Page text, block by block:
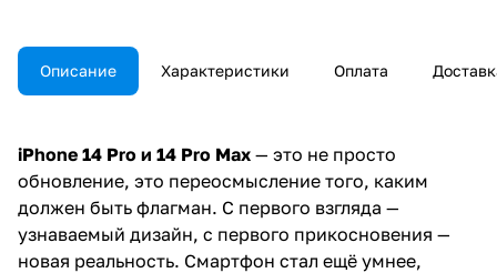
Описание Характеристики Оплата
iPhone 14 Pro и 14 Pro Max — это не просто
обновление, это переосмысление того, каким
должен быть флагман. С первого взгляда —
узнаваемый дизайн, с первого прикосновения —
новая реальность. Смартфон стал ещё умнее,